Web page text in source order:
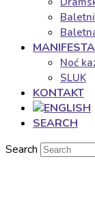
Noć
SLUK
KONTAKT
SEARCH
Search